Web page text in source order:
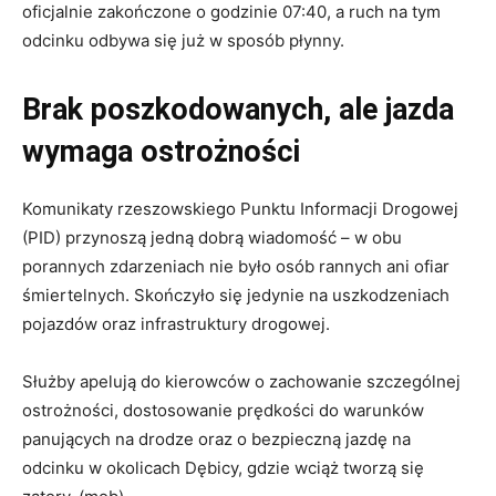
oficjalnie zakończone o godzinie 07:40, a ruch na tym
odcinku odbywa się już w sposób płynny.
Brak poszkodowanych, ale jazda
wymaga ostrożności
Komunikaty rzeszowskiego Punktu Informacji Drogowej
(PID) przynoszą jedną dobrą wiadomość – w obu
porannych zdarzeniach nie było osób rannych ani ofiar
śmiertelnych. Skończyło się jedynie na uszkodzeniach
pojazdów oraz infrastruktury drogowej.
Służby apelują do kierowców o zachowanie szczególnej
ostrożności, dostosowanie prędkości do warunków
panujących na drodze oraz o bezpieczną jazdę na
odcinku w okolicach Dębicy, gdzie wciąż tworzą się